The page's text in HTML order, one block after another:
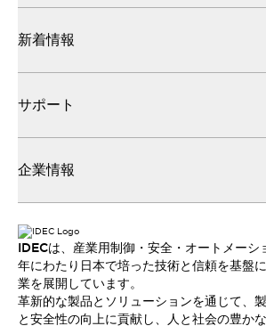
新着情報
サポート
企業情報
IDECは、産業用制御・安全・オートメーシ
年にわたり日本で培った技術と信頼を基盤
業を展開しています。
革新的な製品とソリューションを通じて、
と安全性の向上に貢献し、人と社会の豊か